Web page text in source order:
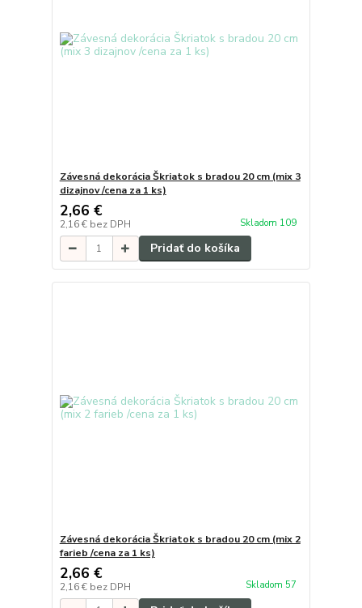
Závesná dekorácia Škriatok s bradou 20 cm (mix 3
dizajnov /cena za 1 ks)
2,66 €
2,16 € bez DPH Skladom 109
Pridať do košíka
Závesná dekorácia Škriatok s bradou 20 cm (mix 2
farieb /cena za 1 ks)
2,66 €
2,16 € bez DPH Skladom 57